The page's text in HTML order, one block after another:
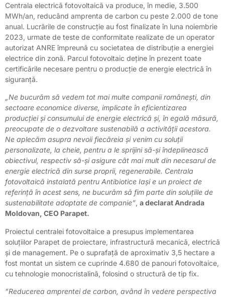
Centrala electrică fotovoltaică va produce, în medie, 3.500
MWh/an, reducând amprenta de carbon cu peste 2.000 de tone
anual. Lucrările de construcție au fost finalizate în luna noiembrie
2023, urmate de teste de conformitate realizate de un operator
autorizat ANRE împreună cu societatea de distribuție a energiei
electrice din zonă. Parcul fotovoltaic deține în prezent toate
certificările necesare pentru o producție de energie electrică în
siguranță.
„Ne bucurăm să vedem tot mai multe companii românești, din
sectoare economice diverse, implicate în eficientizarea
producției și consumului de energie electrică și, în egală măsură,
preocupate de o dezvoltare sustenabilă a activității acestora.
Ne aplecăm asupra nevoii fiecăreia și venim cu soluții
personalizate, la cheie, pentru a le sprijini să-și îndeplinească
obiectivul, respectiv să-și asigure cât mai mult din necesarul de
energie electrică din surse proprii, regenerabile. Centrala
fotovoltaică instalată pentru Antibiotice Iași e un proiect de
referință în acest sens, ne bucurăm să fim parte din soluțiile de
sustenabilitate adoptate de companie”, a declarat Andrada
Moldovan, CEO Parapet.
Proiectul centralei fotovoltaice a presupus implementarea
soluțiilor Parapet de proiectare, infrastructură mecanică, electrică
și de management. Pe o suprafață de aproximativ 3,5 hectare a
fost montat un sistem ce cuprinde 4.680 de panouri fotovoltaice,
cu tehnologie monocristalină, folosind o structură de tip fix.
”Reducerea amprentei de carbon, având în vedere perspectiva